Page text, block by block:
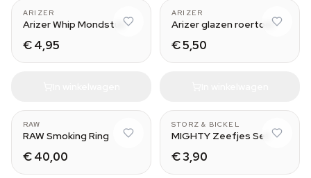
ARIZER
Arizer Whip Mondstuk
€ 4,95
ARIZER
Arizer glazen roertool
€ 5,50
RAW
RAW Smoking Ring
€ 40,00
STORZ & BICKEL
MIGHTY Zeefjes Set
€ 3,90